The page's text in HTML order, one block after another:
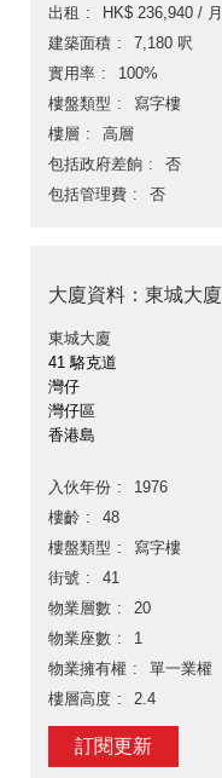
出租
HK$ 236,940 / 月
建築面積
7,180 呎
實用率
100%
樓盤類型
寫字樓
樓層
高層
包括政府差餉
否
包括管理費
否
大廈資料：東城大廈
東城大廈
41 駱克道
灣仔
灣仔區
香港島
入伙年份
1976
樓齡
48
樓盤類型
寫字樓
街號
41
物業層數
20
物業座數
1
物業擁有權
單一業權
樓層高度
2.4
訂閱更新